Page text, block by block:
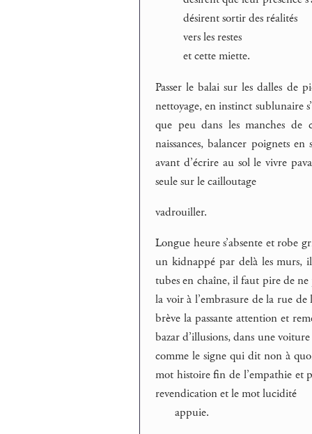
désirent sortir des réalités
vers les restes
et cette miette.
Passer le balai sur les dalles de
nettoyage, en instinct sublunaire
que peu dans les manches de
naissances, balancer poignets
avant d’écrire au sol le vivre
seule sur le cailloutage
vadrouiller.
Longue heure s’absente et robe
un kidnappé par delà les murs,
tubes en chaîne, il faut pire de ne
la voir à l’embrasure de la rue
brève la passante attention et
bazar d’illusions, dans une
comme le signe qui dit non à
mot histoire fin de l’empathie et
revendication et le mot lucidité
appuie.